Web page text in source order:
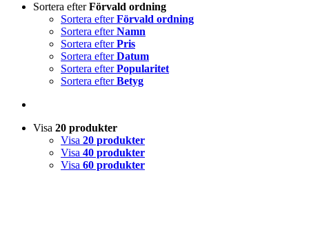
Sortera efterFörvald ordning
Sortera efterFörvald ordning
Sortera efterNamn
Sortera efterPris
Sortera efterDatum
Sortera efterPopularitet
Sortera efterBetyg
Visa 20 produkter
Visa 20 produkter
Visa 40 produkter
Visa 60 produkter